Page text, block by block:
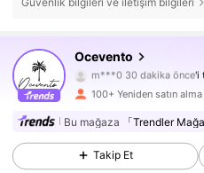
Ocevento1.1K Takipçiler
m***0 30 dakika önce
t***n göz atıyor
4,60
1.1K Takipçiler
100+ Yeniden satın alma
Bu mağaza 「Trendler
Takip Et